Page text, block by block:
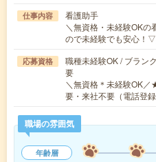
仕事内容
看護助手
＼無資格・未経験OKの
ので未経験でも安心
応募資格
職種未経験OK / ブラン
要
＼無資格＊未経験OK
要・来社不要（電話登
職場の雰囲気
年齢層